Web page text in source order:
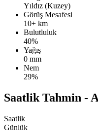
Yıldız (Kuzey)
Görüş Mesafesi
10+ km
Bulutluluk
40%
Yağış
0 mm
Nem
29%
Saatlik Tahmin -
Saatlik
Günlük